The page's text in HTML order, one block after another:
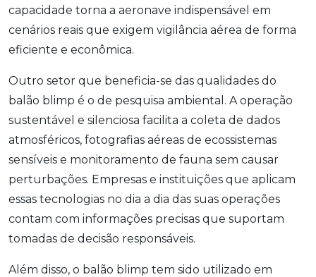
capacidade torna a aeronave indispensável em
cenários reais que exigem vigilância aérea de forma
eficiente e econômica.
Outro setor que beneficia-se das qualidades do
balão blimp é o de pesquisa ambiental. A operação
sustentável e silenciosa facilita a coleta de dados
atmosféricos, fotografias aéreas de ecossistemas
sensíveis e monitoramento de fauna sem causar
perturbações. Empresas e instituições que aplicam
essas tecnologias no dia a dia das suas operações
contam com informações precisas que suportam
tomadas de decisão responsáveis.
Além disso, o balão blimp tem sido utilizado em